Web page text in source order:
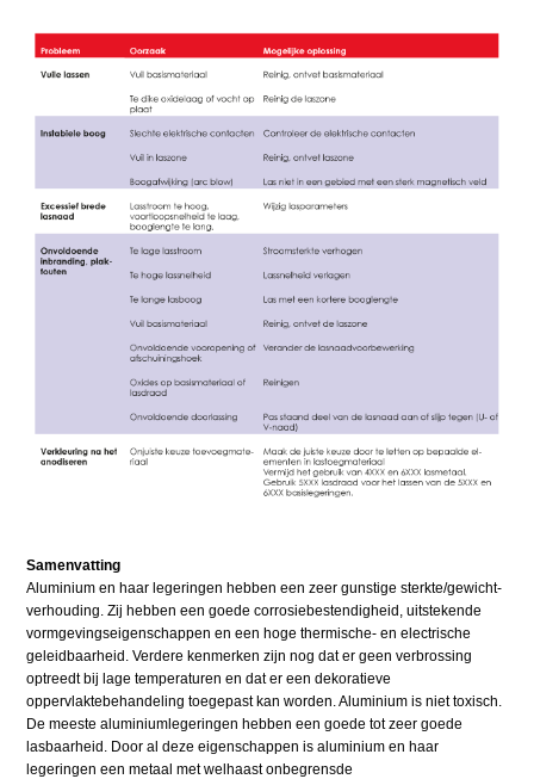
Samenvatting
Aluminium en haar legeringen hebben een zeer gunstige sterkte/gewicht-
verhouding. Zij hebben een goede corrosiebestendigheid, uitstekende
vormgevingseigenschappen en een hoge thermische- en electrische
geleidbaarheid. Verdere kenmerken zijn nog dat er geen verbrossing
optreedt bij lage temperaturen en dat er een dekoratieve
oppervlaktebehandeling toegepast kan worden. Aluminium is niet toxisch.
De meeste aluminiumlegeringen hebben een goede tot zeer goede
lasbaarheid. Door al deze eigenschappen is aluminium en haar
legeringen een metaal met welhaast onbegrensde